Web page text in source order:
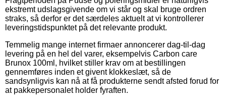
ekstremt udslagsgivende om vi står og skal bruge ordren
straks, så derfor er det særdeles aktuelt at vi kontrollerer
leveringstidspunktet på det relevante produkt.
Temmelig mange internet firmaer annoncerer dag-til-dag
levering på en hel del varer, eksempelvis Carbon care
Brunox 100ml, hvilket stiller krav om at bestillingen
gennemføres inden et givent klokkeslæt, så de
sandsynligvis kan nå at få produkterne sendt afsted forud for
at pakkepersonalet holder fyraften.